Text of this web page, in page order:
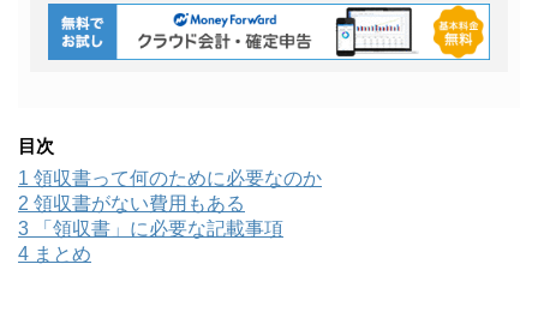
目次
1 領収書って何のために必要なのか
2 領収書がない費用もある
3 「領収書」に必要な記載事項
4 まとめ